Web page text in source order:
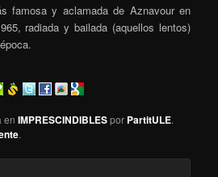
famosa y aclamada de Aznavour en
radiada y bailada (aquellos lentos)
enIMPRESCINDIBLESpor PartitULE.
.